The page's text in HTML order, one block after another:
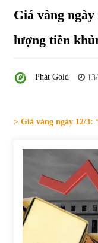
Top
Top
Top
Bất
Giá vàng
lượng tiền
Phát Gold 13/
> Giá vàng ngày 12/3: